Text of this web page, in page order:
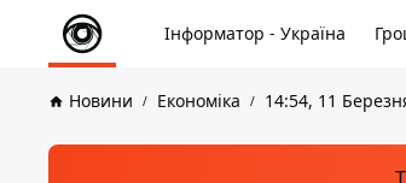
Інформатор - Україна
Новини Економіка 14:54, 11